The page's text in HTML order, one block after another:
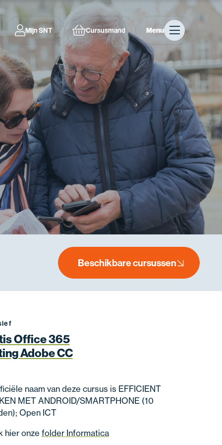
Mijn SNT Cursusmand Menu
Beschikbare cursussen
Office 365
Adobe CC
naam van deze cursus is EFFICIENT
MET ANDROID/SMARTPHONE (10
Open ICT
hier onze folder Informatica